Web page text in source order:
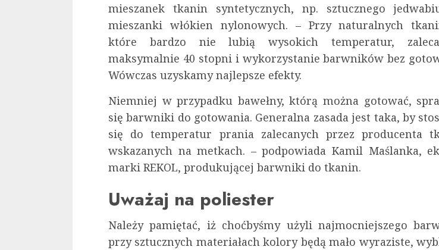
mieszanek tkanin syntetycznych, np. sztucznego
mieszanki włókien nylonowych. – Przy naturalnych
które bardzo nie lubią wysokich temperatur,
maksymalnie 40 stopni i wykorzystanie barwników bez
Wówczas uzyskamy najlepsze efekty.
Niemniej w przypadku bawełny, którą można gotować,
się barwniki do gotowania. Generalna zasada jest taka, by
się do temperatur prania zalecanych przez producenta
wskazanych na metkach. – podpowiada Kamil Maślanka,
marki REKOL, produkującej barwniki do tkanin.
Uważaj na poliester
Należy pamiętać, iż choćbyśmy użyli najmocniejszego
przy sztucznych materiałach kolory będą mało wyraziste,